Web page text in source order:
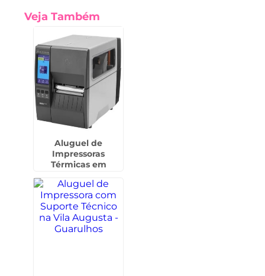
Veja Também
Aluguel de
Impressoras
Térmicas em